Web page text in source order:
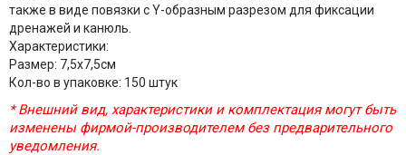
также в виде повязки с Y-образным разрезом для фиксации
дренажей и канюль.
Характеристики:
Размер: 7,5х7,5см
Кол-во в упаковке: 150 штук
* Внешний вид, характеристики и комплектация могут быть
изменены фирмой-производителем без предварительного
уведомления.